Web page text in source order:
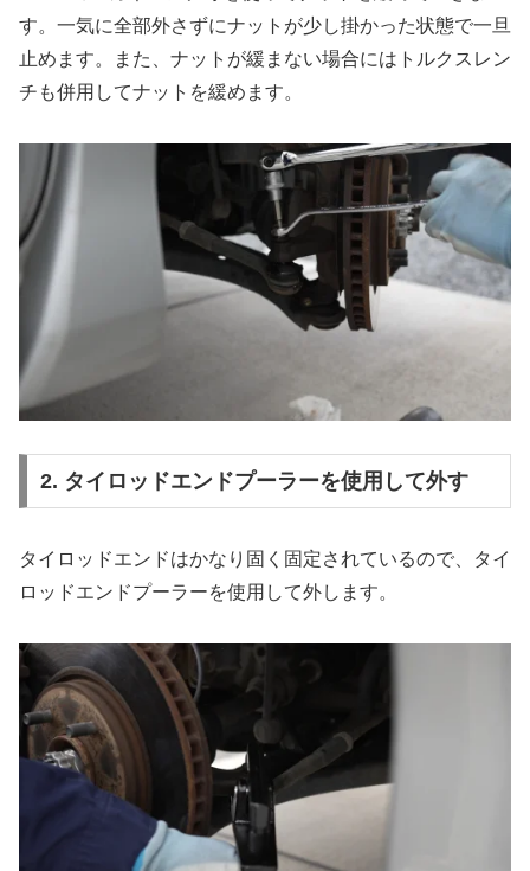
す。一気に全部外さずにナットが少し掛かった状態で一旦
止めます。また、ナットが緩まない場合にはトルクスレン
チも併用してナットを緩めます。
2. タイロッドエンドプーラーを使用して外す
タイロッドエンドはかなり固く固定されているので、タイ
ロッドエンドプーラーを使用して外します。